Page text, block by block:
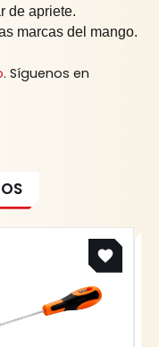
de apriete.
marcas del mango.
. Síguenos en